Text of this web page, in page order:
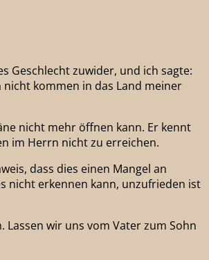
Geschlecht zuwider, und ich sagte:
nicht kommen in das Land meiner
nicht mehr öffnen kann. Er kennt
im Herrn nicht zu erreichen.
dass dies einen Mangel an
nicht erkennen kann, unzufrieden ist
Lassen wir uns vom Vater zum Sohn